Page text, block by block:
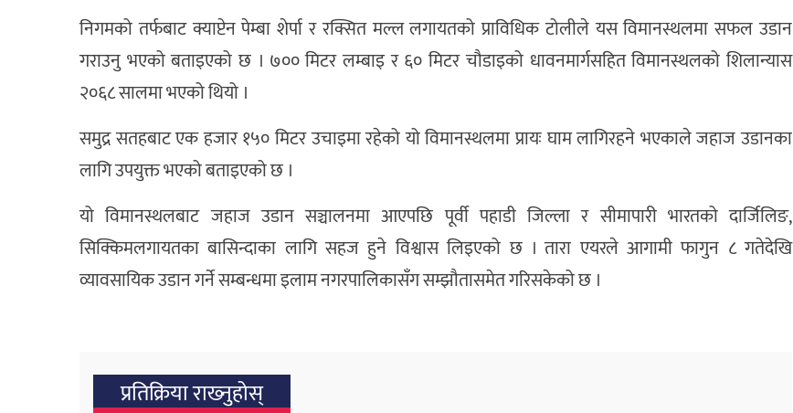
निगमको तर्फबाट क्याप्टेन पेम्बा शेर्पा र रक्सित मल्ल लगायतको प्राविधिक टोलीले यस विमानस्थलमा सफल उडान
गराउनु भएको बताइएको छ । ७०० मिटर लम्बाइ र ६० मिटर चौडाइको धावनमार्गसहित विमानस्थलको शिलान्यास
२०६८ सालमा भएको थियो ।
समुद्र सतहबाट एक हजार १५० मिटर उचाइमा रहेको यो विमानस्थलमा प्रायः घाम लागिरहने भएकाले जहाज उडानका
लागि उपयुक्त भएको बताइएको छ ।
यो विमानस्थलबाट जहाज उडान सञ्चालनमा आएपछि पूर्वी पहाडी जिल्ला र सीमापारी भारतको दार्जिलिङ,
सिक्किमलगायतका बासिन्दाका लागि सहज हुने विश्वास लिइएको छ । तारा एयरले आगामी फागुन ८ गतेदेखि
व्यावसायिक उडान गर्ने सम्बन्धमा इलाम नगरपालिकासँग सम्झौतासमेत गरिसकेको छ ।
प्रतिक्रिया राख्‍नुहोस्